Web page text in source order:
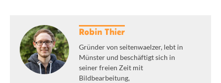
Robin Thier
Gründer von seitenwaelzer, lebt in
Münster und beschäftigt sich in
seiner freien Zeit mit
Bildbearbeitung,